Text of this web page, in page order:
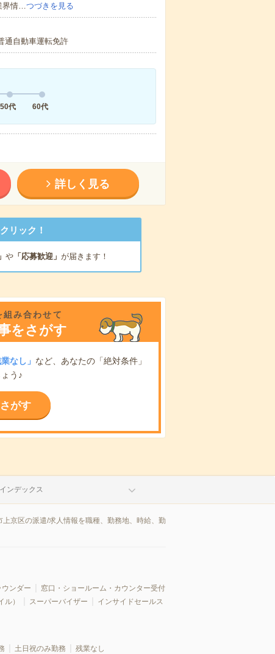
界情…つづきを見る
通自動車運転免許
50代 60代
詳しく見る
リック！
や「応募歓迎」 が届きます！
み合わせて
をさがす
なし」 など、あなたの「絶対条件」
う♪
がす
ンデックス
京区の派遣/求人情報を職種、勤務地、時給、勤
ンダー
窓口・ショールーム・カウンター受付
） スーパーバイザー インサイドセールス
土日祝のみ勤務 残業なし